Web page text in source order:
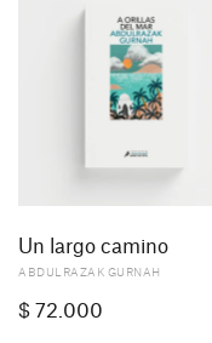
Un largo camino
ABDULRAZAK GURNAH
$ 72.000